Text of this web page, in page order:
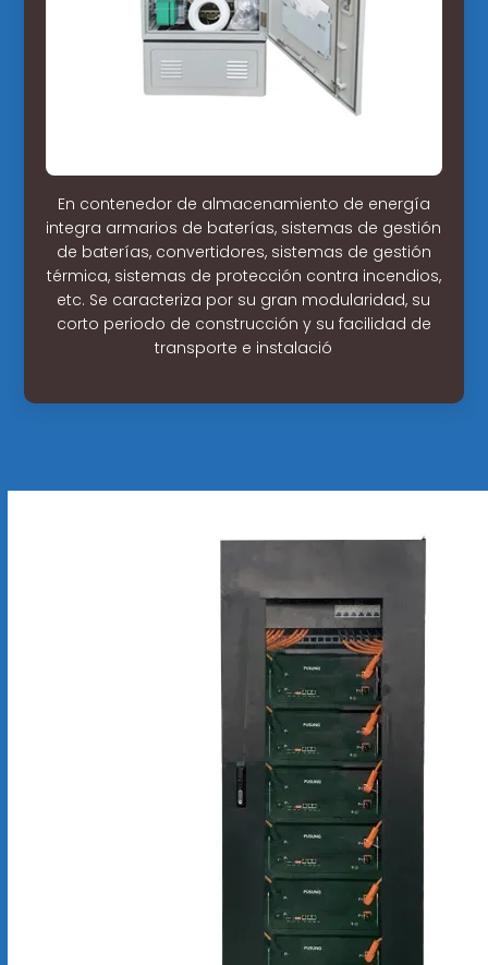
En contenedor de almacenamiento de energía
integra armarios de baterías, sistemas de gestión
de baterías, convertidores, sistemas de gestión
térmica, sistemas de protección contra incendios,
etc. Se caracteriza por su gran modularidad, su
corto periodo de construcción y su facilidad de
transporte e instalació